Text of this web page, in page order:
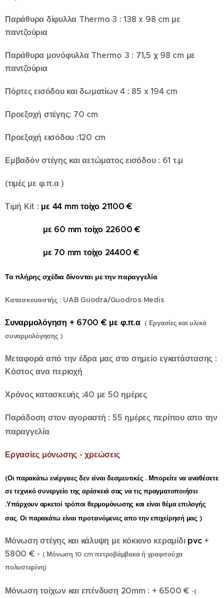
Παράθυρα δίφυλλα Thermo 3 : 138 x 98 cm με
παντζούρια
Παράθυρα μονόφυλλα Thermo 3 : 71,5 χ 98 cm με
παντζούρια
Πόρτες εισόδου και δωματίων 4 : 85 x 194 cm
Προεξοχή στέγης: 70 cm
Προεξοχή εισόδου :120 cm
Εμβαδόν στέγης και αετώματος εισόδου : 61 τ.μ
(τιμές με φ.π.α )
Τιμή Kit : με 44 mm τοίχο 21100 €
με 60 mm τοίχο 22600 €
με 70 mm τοίχο 24400 €
Τα πλήρης σχέδια δίνονται με την παραγγελία
Κατασκευαστής : UAB Guodra/Guodros Medis
Συναρμολόγηση + 6700 € με φ.π.α ( Εργασίες και υλικά
συναρμολόγησης )
Μεταφορά από την έδρα μας στο σημείο εγκατάστασης :
Κόστος ανα περιοχή
Χρόνος κατασκευής :40 με 50 ημέρες
Παράδοση στον αγοραστή : 55 ημέρες περίπου απο την
παραγγελία
Εργασίες μόνωσης - χρεώσεις
(Οι παρακάτω ενέργειες δεν είναι δεσμευτικές . Μπορείτε να αναθέσετε
σε τεχνικό συνεργείο της αρέσκειά σας να τις πραγματοποιήσει
.Υπάρχουν αρκετοί τρόποι θερμομόνωσης και είναι θέμα επιλογής
σας. Οι παρακάτω είναι προτεινόμενες απο την επιχείρησή μας )
Μόνωση στέγης και κάλυψη με κόκκινο κεραμίδι pvc +
5800 € - ( Μόνωση 10 cm πετροβάμβακα ή γραφιτούχα
πολυστερίνη)
Μόνωση τοίχων και επένδυση 20mm : + 6500 € -(